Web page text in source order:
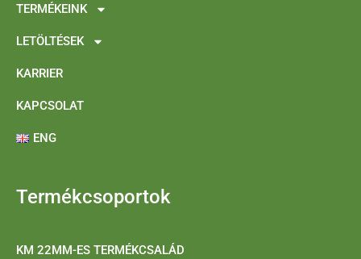
TERMÉKEINK
LETÖLTÉSEK
KARRIER
KAPCSOLAT
ENG
Termékcsoportok
KM 22MM-ES TERMÉKCSALÁD